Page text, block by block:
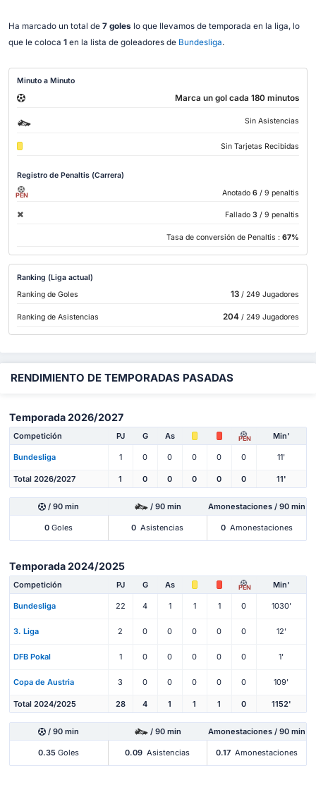
Ha marcado un total de 7 goles lo que llevamos de temporada en la liga, lo
que le coloca 1en la lista de goleadores de Bundesliga.
Minuto a Minuto
Marca un gol cada 180 minutos
Sin Asistencias
Sin Tarjetas Recibidas
Registro de Penaltis (Carrera)
PEN Anotado 6 / 9 penaltis
Fallado 3 / 9 penaltis
Tasa de conversión de Penaltis : 67%
Ranking (Liga actual)
Ranking de Goles
13/ 249 Jugadores
Ranking de Asistencias 204/ 249 Jugadores
RENDIMIENTO DE TEMPORADAS PASADAS
Temporada 2026/2027
Competición PJ G As PEN Min'
Bundesliga 1 0 0 0 0 0 11'
Total 2026/2027 1 0 0 0 0 0 11'
/ 90 min / 90 min Amonestaciones / 90 min
0 Goles 0 Asistencias 0 Amonestaciones
Temporada 2024/2025
Competición PJ G As PEN Min'
Bundesliga 22 4 1 1 1 0 1030'
3. Liga 2 0 0 0 0 0 12'
DFB Pokal 1 0 0 0 0 0 1'
Copa de Austria 3 0 0 0 0 0 109'
Total 2024/2025 28 4 1 1 1 0 1152'
/ 90 min / 90 min Amonestaciones / 90 min
0.35 Goles 0.09 Asistencias 0.17 Amonestaciones